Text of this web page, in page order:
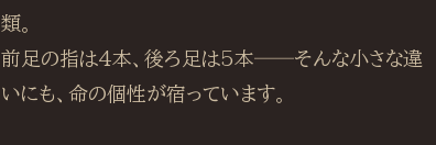
類。
前足の指は4本、後ろ足は5本──そんな小さな違
いにも、命の個性が宿っています。